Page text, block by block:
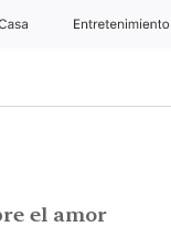
Entretenimiento
el amor